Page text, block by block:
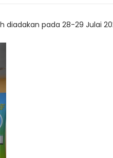
diadakan pada 28-29 Julai